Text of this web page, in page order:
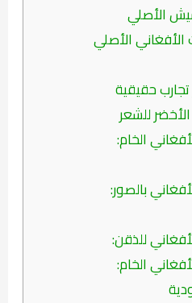
الأصلي
الأصلي
حقيقية
للشعر
الخام:
بالصور:
للذقن:
الخام: